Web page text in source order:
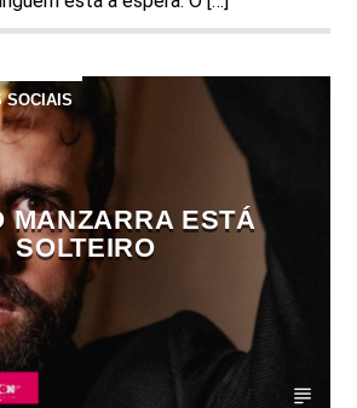
SOCIAIS
MANZARRA ESTÁ
SOLTEIRO